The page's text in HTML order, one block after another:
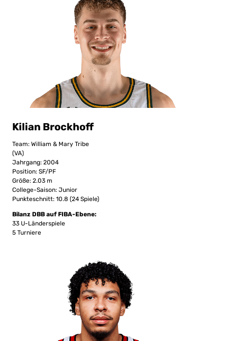
Kilian Brockhoff
Team: William & Mary Tribe
(VA)
Jahrgang: 2004
Position: SF/PF
Größe: 2.03 m
College-Saison: Junior
Punkteschnitt: 10.8 (24 Spiele)
Bilanz DBB auf FIBA-Ebene:
33 U-Länderspiele
5 Turniere